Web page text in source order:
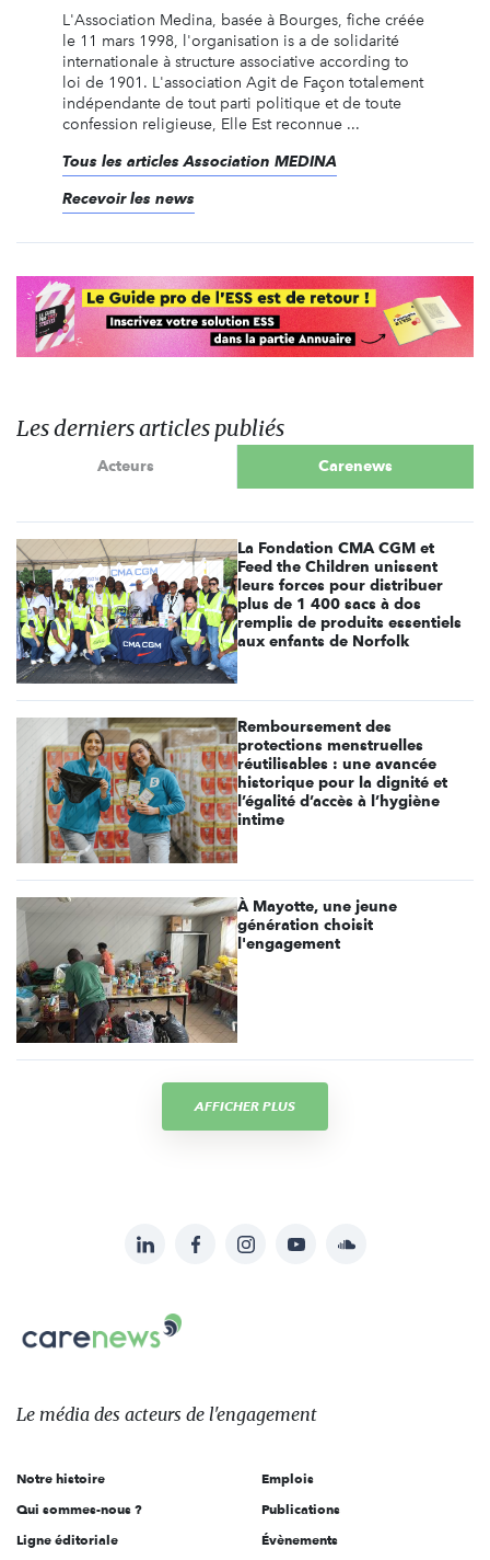
L'Association Medina, basée à Bourges, fiche créée
le 11 mars 1998, l'organisation is a de solidarité
internationale à structure associative according to
loi de 1901. L'association Agit de Façon totalement
indépendante de tout parti politique et de toute
confession religieuse, Elle Est reconnue ...
Tous les articles Association MEDINA
Recevoir les news
Les derniers articles publiés
Acteurs Carenews
La Fondation CMA CGM et
Feed the Children unissent
leurs forces pour distribuer
plus de 1 400 sacs à dos
remplis de produits essentiels
aux enfants de Norfolk
Remboursement des
protections menstruelles
réutilisables : une avancée
historique pour la dignité et
l’égalité d’accès à l’hygiène
intime
À Mayotte, une jeune
génération choisit
l'engagement
AFFICHER PLUS
sur:
LinkedInFacebookInstagramYouTubeSoundcloud
Carenews,
Le
des
l'engagement
Le média des acteurs de l'engagement
Notre histoire
Qui sommes-nous ?
Ligne éditoriale
Emplois
Publications
Évènements